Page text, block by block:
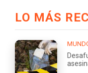
LO MÁS